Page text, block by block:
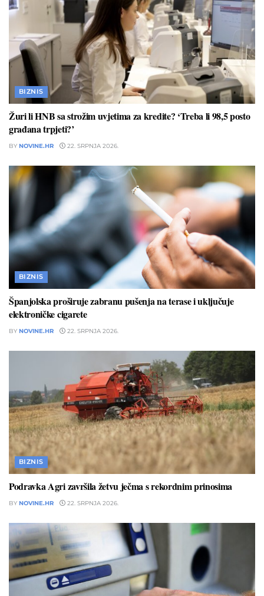
BIZNIS
Žuri li HNB sa strožim uvjetima za kredite? ‘Treba li 98,5 posto
građana trpjeti?’
BY NOVINE.HR 22. SRPNJA 2026.
BIZNIS
Španjolska proširuje zabranu pušenja na terase i uključuje
elektroničke cigarete
BY NOVINE.HR 22. SRPNJA 2026.
BIZNIS
Podravka Agri završila žetvu ječma s rekordnim prinosima
BY NOVINE.HR 22. SRPNJA 2026.